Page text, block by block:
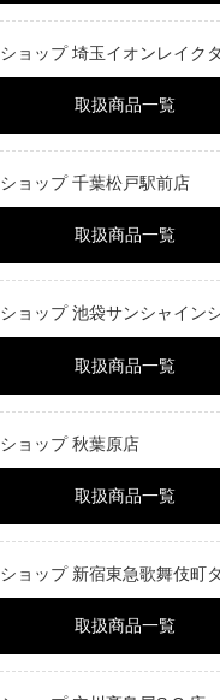
ョップ 埼玉イオンレイク
取扱商品一覧
ョップ 千葉松戸駅前店
取扱商品一覧
ョップ 池袋サンシャイン
取扱商品一覧
ョップ 秋葉原店
取扱商品一覧
ョップ 新宿東急歌舞伎町
取扱商品一覧